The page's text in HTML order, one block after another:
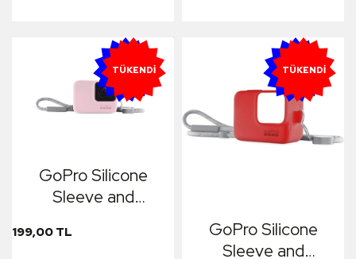
YENI
TÜKENDI
GoPro Silicone
Sleeve and
Kit for GoPro
199,00 TL
YENI
TÜKENDI
GoPro Silicone
Sleeve and